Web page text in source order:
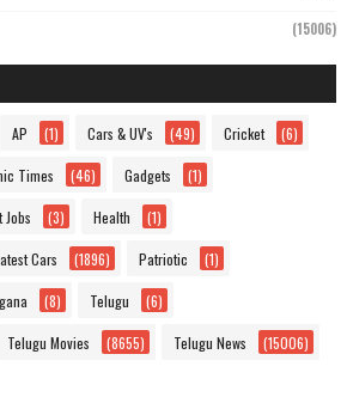
(15006)
AP (1) Cars & UV's (49) Cricket (6)
Times (46) Gadgets (1)
Jobs (3) Health (1)
Cars (1896) Patriotic (1)
(8) Telugu (6)
Telugu Movies (8655) Telugu News (15006)